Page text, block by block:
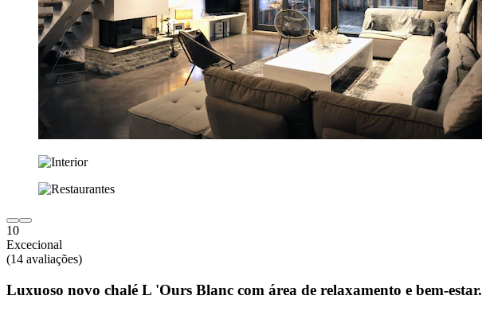
10
Excecional
(14 avaliações)
Luxuoso novo chalé L 'Ours Blanc com área de relaxamento e bem-estar.